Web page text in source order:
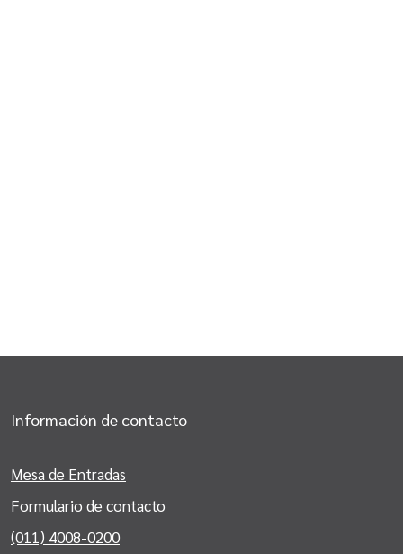
Información de contacto
Mesa de Entradas
Formulario de contacto
(011) 4008-0200